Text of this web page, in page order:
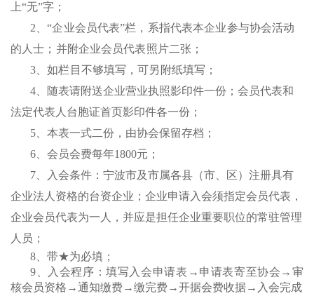
采
资
会
加
会
我
上“无”字；
2、“企业会员代表”栏，系指代表本企业参与协会活动
的人士；并附企业会员代表照片二张；
3、如栏目不够填写，可另附纸填写；
4、随表请附送企业营业执照影印件一份；会员代表和
法定代表人台胞证首页影印件各一份；
5、本表一式二份，由协会保留存档；
6、会员会费每年1800元；
7、入会条件：宁波市及市属各县（市、区）注册具有
企业法人资格的台资企业；企业申请入会须指定会员代表，
企业会员代表为一人，并应是担任企业重要职位的常驻管理
人员；
8、带★为必填；
9、入会程序：填写入会申请表 → 申请表寄至协会 → 审
核会员资格 →通知缴费→缴完费→开据会费收据→ 入会完成